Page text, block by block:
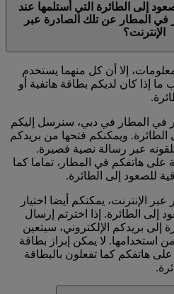
إلى الطائرة التي أستلمها عند
في المطار عن تلك الصادرة عبر
الإنترنت؟
إلا أن كل منهما يستخدم
إذا كان لديكم بطاقة هاتفية أو
في المطار في دبي، سنرسل إليكم
الطائرة. ويمكنكم فتحها من بريدكم
عبر رسالة نصية قصيرة.
على هاتفكم في المطار، تماما كما
للصعود إلى الطائرة.
الإنترنت، يمكنكم أيضا اختيار
إلى الطائرة. إذا اخترتم إرسال
إلى بريدكم الإلكتروني، سيتعين
استخدامها. لا يمكن إبراز بطاقة
هاتفكم كما تفعلون بالبطاقة